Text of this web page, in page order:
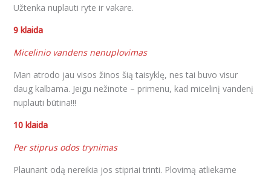
Užtenka nuplauti ryte ir vakare.
9 klaida
Micelinio vandens nenuplovimas
Man atrodo jau visos žinos šią taisyklę, nes tai buvo visur
daug kalbama. Jeigu nežinote – primenu, kad micelinį vandenį
nuplauti būtina!!!
10 klaida
Per stiprus odos trynimas
Plaunant odą nereikia jos stipriai trinti. Plovimą atliekame